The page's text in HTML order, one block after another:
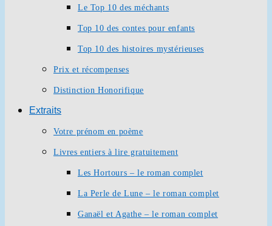
Le Top 10 des méchants
Top 10 des contes pour enfants
Top 10 des histoires mystérieuses
Prix et récompenses
Distinction Honorifique
Extraits
Votre prénom en poème
Livres entiers à lire gratuitement
Les Hortours – le roman complet
La Perle de Lune – le roman complet
Ganaël et Agathe – le roman complet